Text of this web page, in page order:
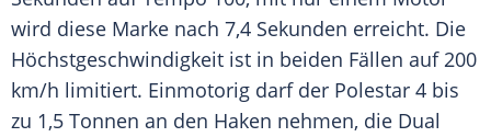
wird diese Marke nach 7,4 Sekunden erreicht. Die
Höchstgeschwindigkeit ist in beiden Fällen auf 200
km/h limitiert. Einmotorig darf der Polestar 4 bis
zu 1,5 Tonnen an den Haken nehmen, die Dual